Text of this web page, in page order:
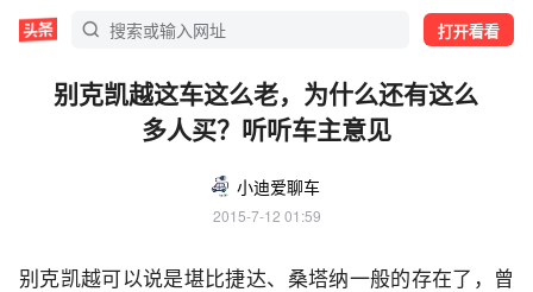
打开看看
别克凯越这车这么老，为什么还有这么
多人买？听听车主意见
小迪爱聊车
2015-7-12 01:59
别克凯越可以说是堪比捷达、桑塔纳一般的存在了，曾